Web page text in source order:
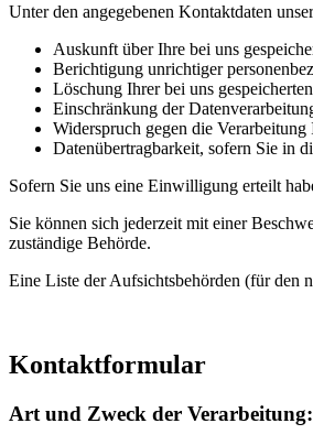
Unter den angegebenen Kontaktdaten
Auskunft über Ihre bei uns
Berichtigung unrichtiger
Löschung Ihrer bei uns
Einschränkung der
Widerspruch gegen die
Datenübertragbarkeit, sofern Sie in
Sofern Sie uns eine Einwilligung erteilt
Sie können sich jederzeit mit einer
zuständige Behörde.
Eine Liste der Aufsichtsbehörden (für den
Kontaktformular
Art und Zweck der Verarbeitung: